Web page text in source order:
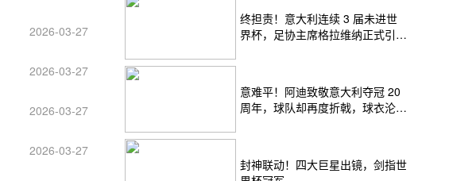
2026-03-27
2026-03-27
2026-03-27
2026-03-27
终担责！意大利连续 3 届未进世
界杯，足协主席格拉维纳正式引咎
意难平！阿迪致敬意大利夺冠 20
周年，球队却再度折戟，球衣沦为
封神联动！四大巨星出镜，剑指世